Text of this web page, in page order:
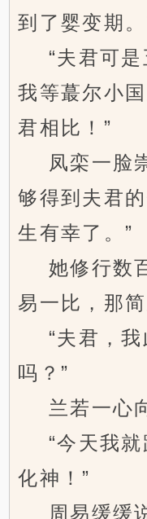
到了婴变期。
“夫君可是
我等蕞尔小
君相比！”
凤栾一脸
够得到夫君
生有幸了。”
她修行数
易一比，那
“夫君，我
吗？”
兰若一心向
“今天我就
化神！”
周易缓缓